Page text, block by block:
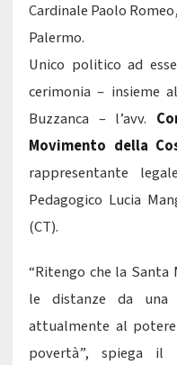
Cardinale Paolo
Palermo.
Unico politico ad
cerimonia – insieme
Buzzanca – l’avv.
Movimento della
rappresentante
Pedagogico Lucia
(CT).
“Ritengo che la Santa
le distanze da una
attualmente al
povertà”, spiega il